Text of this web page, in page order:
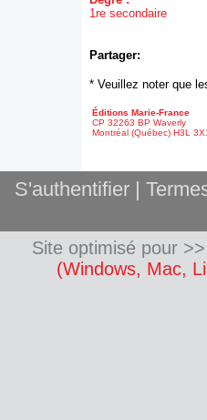
1re secondaire
Partager:
* Veuillez noter que
Éditions Marie-France
CP 32263 BP Waverly
Montréal (Québec) H3L
S'authentifier|
Site optimisé pour >>
(Windows, Mac,